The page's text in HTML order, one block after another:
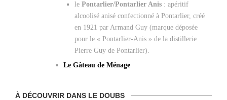
le Pontarlier/Pontarlier Anis : apéritif
alcoolisé anisé confectionné à Pontarlier, créé
en 1921 par Armand Guy (marque déposée
pour le « Pontarlier-Anis » de la distillerie
Pierre Guy de Pontarlier).
Le Gâteau de Ménage
À DÉCOUVRIR DANS LE DOUBS